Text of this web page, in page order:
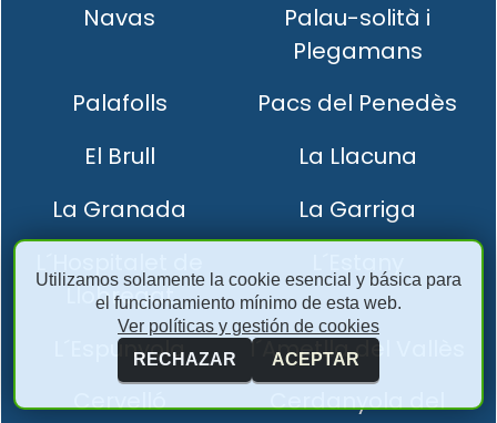
Navas
Palau-solità i
Plegamans
Palafolls
Pacs del Penedès
El Brull
La Llacuna
La Granada
La Garriga
Llobregat
L´Espunyola
l´Ametlla del Vallès
Cervelló
Cerdanyola del
Utilizamos solamente la cookie esencial y básica para
el funcionamiento mínimo de esta web.
Ver políticas y gestión de cookies
RECHAZAR
ACEPTAR